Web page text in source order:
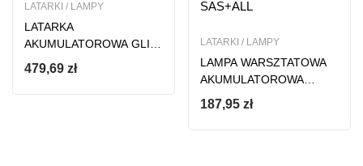
LATARKI / LAMPY
LATARKA
AKUMULATOROWA GLI
18V-1900
479,69 zł
LATARKI / LAMPY
LAMPA WARSZTATOWA
AKUMULATOROWA
1800LM 18V 0*AH
SAS+ALL
187,95 zł